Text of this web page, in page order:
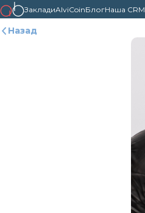
ЗакладиAlviCoinБлогНаша CRM
Назад